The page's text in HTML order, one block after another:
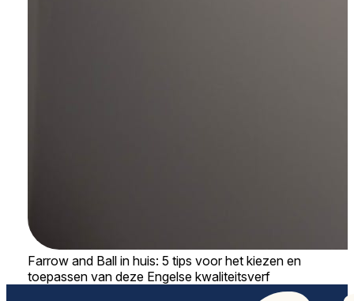
Farrow and Ball in huis: 5 tips voor het kiezen en
toepassen van deze Engelse kwaliteitsverf